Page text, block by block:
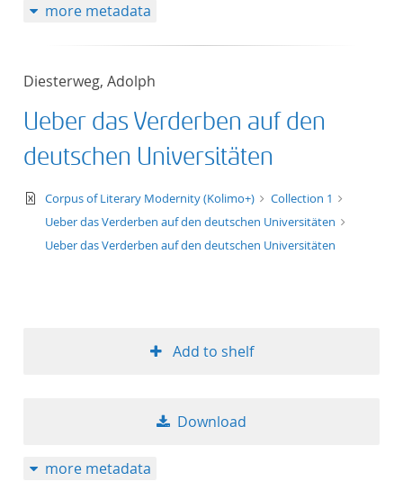
more metadata
Diesterweg, Adolph
Ueber das Verderben auf den
deutschen Universitäten
text/xml
Corpus of Literary Modernity (Kolimo+)
Collection 1
Ueber das Verderben auf den deutschen Universitäten
Ueber das Verderben auf den deutschen Universitäten
Add to shelf
Download
more metadata